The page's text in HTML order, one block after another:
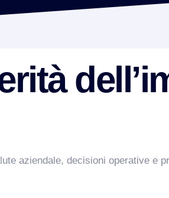
aziendale, decisioni operative e